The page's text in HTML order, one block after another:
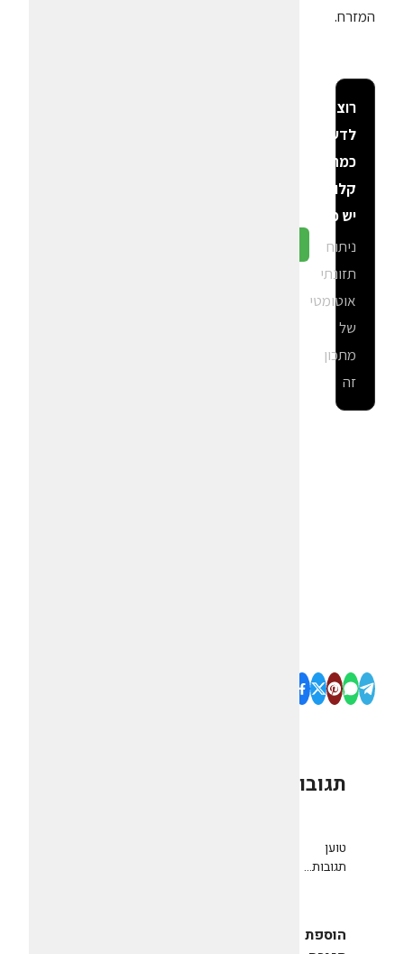
המזרח.
רוצה
לדעת
כמה
קלוריות
יש פה?
ניתוח
תזונתי
אוטומטי
של
מתכון
זה
תגובות
טוען
תגובות...
הוספת